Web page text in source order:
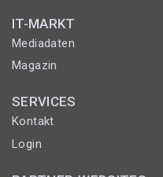
IT-MARKT
Mediadaten
Magazin
SERVICES
Kontakt
Login